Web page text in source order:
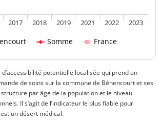
Somme France
2017 2018 2019 2021 2022 2023
d’accessibilité potentielle localisée qui prend en
de soins sur la commune de Béhencourt et ses
par âge de la population et le niveau
Il s’agit de l’indicateur le plus fiable pour
un désert médical.